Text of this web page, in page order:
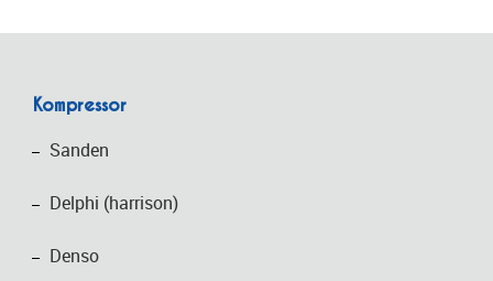
Kompressor
Sanden
Delphi (harrison)
Denso